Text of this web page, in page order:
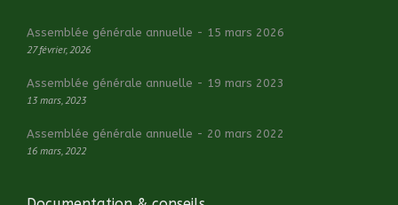
Assemblée générale annuelle - 15 mars 2026
27 février, 2026
Assemblée générale annuelle - 19 mars 2023
13 mars, 2023
Assemblée générale annuelle - 20 mars 2022
16 mars, 2022